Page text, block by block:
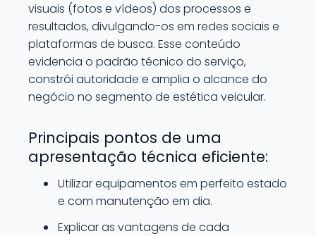
visuais (fotos e vídeos) dos processos e
resultados, divulgando-os em redes sociais e
plataformas de busca. Esse conteúdo
evidencia o padrão técnico do serviço,
constrói autoridade e amplia o alcance do
negócio no segmento de estética veicular.
Principais pontos de uma
apresentação técnica eficiente:
Utilizar equipamentos em perfeito estado
e com manutenção em dia.
Explicar as vantagens de cada